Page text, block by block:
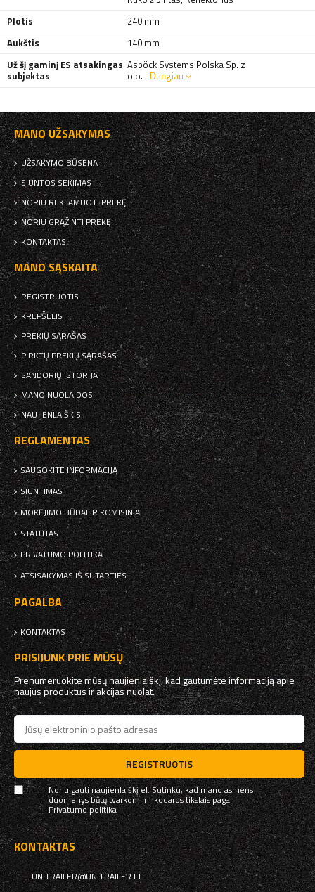
Plotis
240 mm
Aukštis
140 mm
Už šį gaminį ES atsakingas
subjektas
Aspöck Systems Polska Sp. z
o.o. Daugiau
MANO UŽSAKYMAS
UŽSAKYMO BŪSENA
SIUNTOS SEKIMAS
NORIU REKLAMUOTI PREKĘ
NORIU GRĄŽINTI PREKĘ
KONTAKTAS
MANO SĄSKAITA
REGISTRUOTIS
KREPŠELIS
PREKIŲ SĄRAŠAS
PIRKTŲ PREKIŲ SĄRAŠAS
SANDORIŲ ISTORIJA
MANO NUOLAIDOS
NAUJIENLAIŠKIS
REGLAMENTAS
SAUGOKITE INFORMACIJĄ
SIUNTIMAS
MOKĖJIMO BŪDAI IR KOMISINIAI
STATUTAS
PRIVATUMO POLITIKA
ATSISAKYMAS IŠ SUTARTIES
PAGALBA
KONTAKTAS
PRISIJUNK PRIE MŪSŲ
Prenumeruokite mūsų naujienlaiškį, kad gautumėte informaciją apie
naujus produktus ir akcijas nuolat.
REGISTRUOTIS
Noriu gauti naujienlaiškį el. Sutinku, kad mano asmens
duomenys būtų tvarkomi rinkodaros tikslais pagal
Privatumo politika
KONTAKTAS
UNITRAILER@UNITRAILER.LT